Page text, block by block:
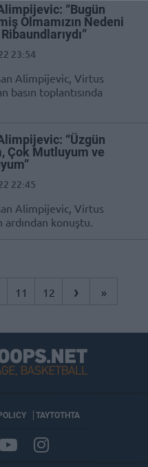
“Bugün
Olmamızın Nedeni
23:54
Alimpijevic, Virtus
basın toplantısında
“Üzgün
Çok Mutluyum ve
22:45
Alimpijevic, Virtus
ardından konuştu.
11 12 › »
ΤΑΥΤΟΤΗΤΑ